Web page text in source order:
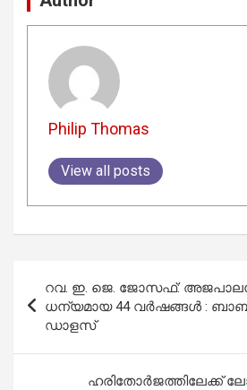
Philip Thomas
View all posts
navigation
റവ. ഇ. ജെ. ജോസഫ്:
ധന്യമായ 44 വർഷങ്ങൾ :
ഡാളസ്
ഹരിതോർജത്തിലേക്ക്